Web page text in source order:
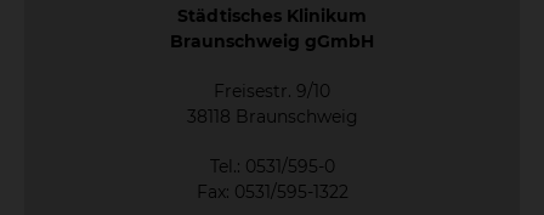
Städtisches Klinikum
Braunschweig gGmbH
Freisestr. 9/10
38118 Braunschweig
Tel.: 0531/595-0
Fax: 0531/595-1322